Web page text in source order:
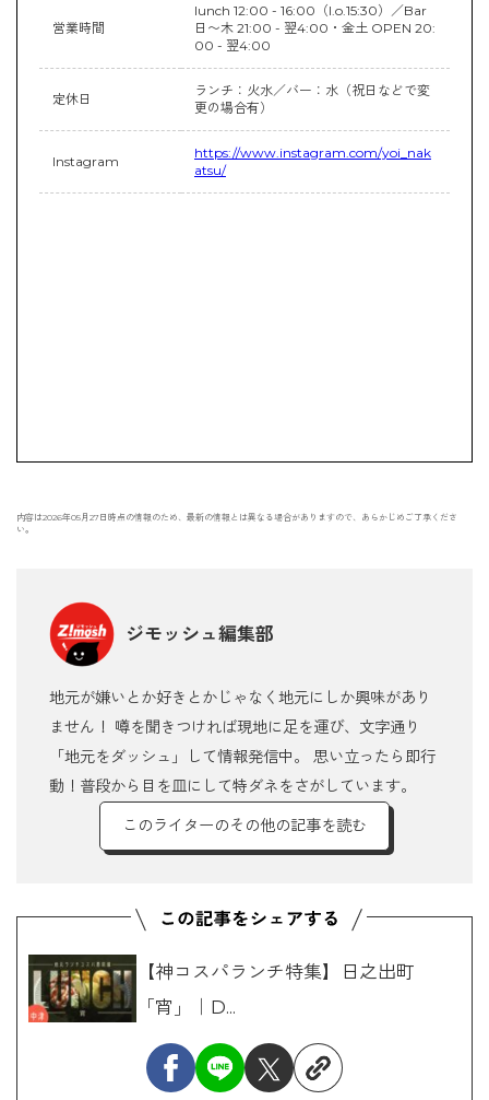
営業時間
lunch 12:00 - 16:00（l.o.15:30）／Bar
日〜木 21:00 - 翌4:00・金土 OPEN 20:
00 - 翌4:00
定休日
ランチ：火水／バー：水（祝日などで変
更の場合有）
Instagram
https://www.instagram.com/yoi_nak
atsu/
内容は2026年05月27日時点の情報のため、最新の情報とは異なる場合がありますので、あらかじめご了承くださ
い。
ジモッシュ編集部
地元が嫌いとか好きとかじゃなく地元にしか興味があり
ません！ 噂を聞きつければ現地に足を運び、文字通り
「地元をダッシュ」して情報発信中。 思い立ったら即行
動！普段から目を皿にして特ダネをさがしています。
このライターのその他の記事を読む
【神コスパランチ特集】日之出町
「宵」｜D...